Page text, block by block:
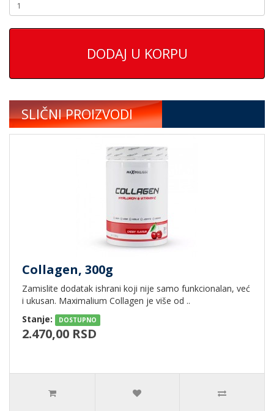
DODAJ U KORPU
SLIČNI PROIZVODI
Collagen, 300g
Zamislite dodatak ishrani koji nije samo funkcionalan, već
i ukusan. Maximalium Collagen je više od ..
Stanje:
DOSTUPNO
2.470,00 RSD